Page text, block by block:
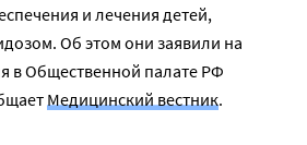
и лечения детей,
Об этом они заявили на
в Общественной палате РФ
Медицинский вестник.